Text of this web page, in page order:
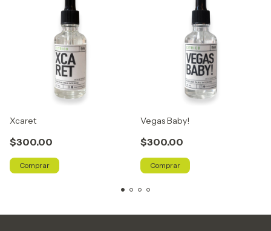
Xcaret
$300.00
Comprar
Vegas Baby!
$300.00
Comprar